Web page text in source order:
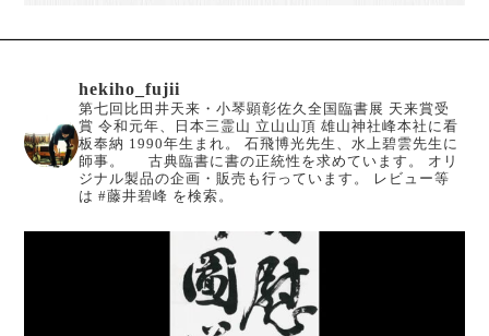
hekiho_fujii
第七回比田井天来・小琴顕彰佐久全国臨書展 天来賞受
賞 令和元年、日本三霊山 立山山頂 雄山神社峰本社に看
板奉納 1990年生まれ。
石飛博光先生、水上碧雲先生に
師事。
古典臨書に書の正統性を求めています。
オリ
ジナル製品の企画・販売も行っています。
レビュー等
は #藤井碧峰 を検索。